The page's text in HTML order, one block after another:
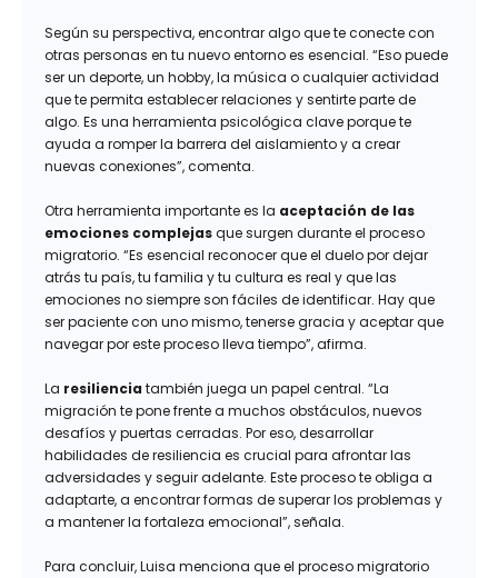
Según su perspectiva, encontrar algo que te conecte con
otras personas en tu nuevo entorno es esencial. “Eso puede
ser un deporte, un hobby, la música o cualquier actividad
que te permita establecer relaciones y sentirte parte de
algo. Es una herramienta psicológica clave porque te
ayuda a romper la barrera del aislamiento y a crear
nuevas conexiones”, comenta.
Otra herramienta importante es la aceptación de las
emociones complejasque surgen durante el proceso
migratorio. “Es esencial reconocer que el duelo por dejar
atrás tu país, tu familia y tu cultura es real y que las
emociones no siempre son fáciles de identificar. Hay que
ser paciente con uno mismo, tenerse gracia y aceptar que
navegar por este proceso lleva tiempo”, afirma.
La resiliencia también juega un papel central. “La
migración te pone frente a muchos obstáculos, nuevos
desafíos y puertas cerradas. Por eso, desarrollar
habilidades de resiliencia es crucial para afrontar las
adversidades y seguir adelante. Este proceso te obliga a
adaptarte, a encontrar formas de superar los problemas y
a mantener la fortaleza emocional”, señala.
Para concluir, Luisa menciona que el proceso migratorio